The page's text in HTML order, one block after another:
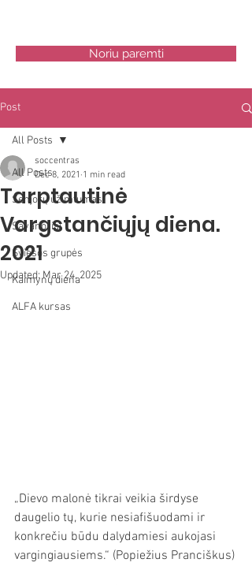
Noriu paremti
Post
All Posts
Senjorų užimtumas
Savanoriai
Šviesos grupės
Kaimynų diena
ALFA kursas
All Posts
Tarptautinė
Vargstančiųjų diena.
2021
soccentras
Dec 8, 2021 1 min read
Updated:Mar 24, 2025
„Dievo malonė tikrai veikia širdyse
daugelio tų, kurie nesiafišuodami ir
konkrečiu būdu dalydamiesi aukojasi
vargingiausiems.“ (Popiežius Pranciškus)